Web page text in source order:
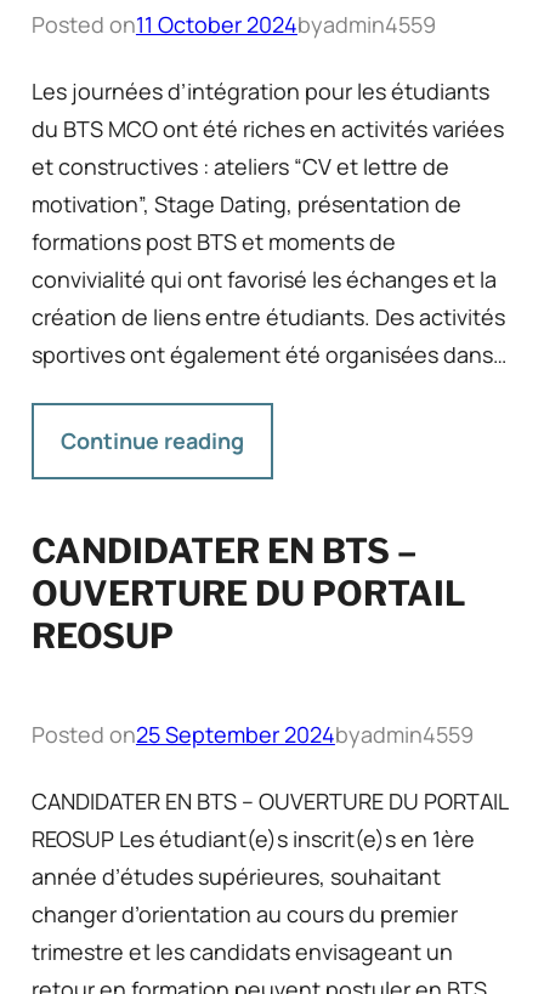
Posted on11 October 2024byadmin4559
Les journées d’intégration pour les étudiants
du BTS MCO ont été riches en activités variées
et constructives : ateliers “CV et lettre de
motivation”, Stage Dating, présentation de
formations post BTS et moments de
convivialité qui ont favorisé les échanges et la
création de liens entre étudiants. Des activités
sportives ont également été organisées dans…
Continue reading
CANDIDATER EN BTS –
OUVERTURE DU PORTAIL
REOSUP
Posted on25 September 2024byadmin4559
CANDIDATER EN BTS – OUVERTURE DU PORTAIL
REOSUP Les étudiant(e)s inscrit(e)s en 1ère
année d’études supérieures, souhaitant
changer d’orientation au cours du premier
trimestre et les candidats envisageant un